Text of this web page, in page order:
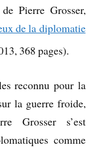
Pierre Grosser,
de la diplomatie
368 pages).
reconnu pour la
la guerre froide,
Grosser s’est
comme